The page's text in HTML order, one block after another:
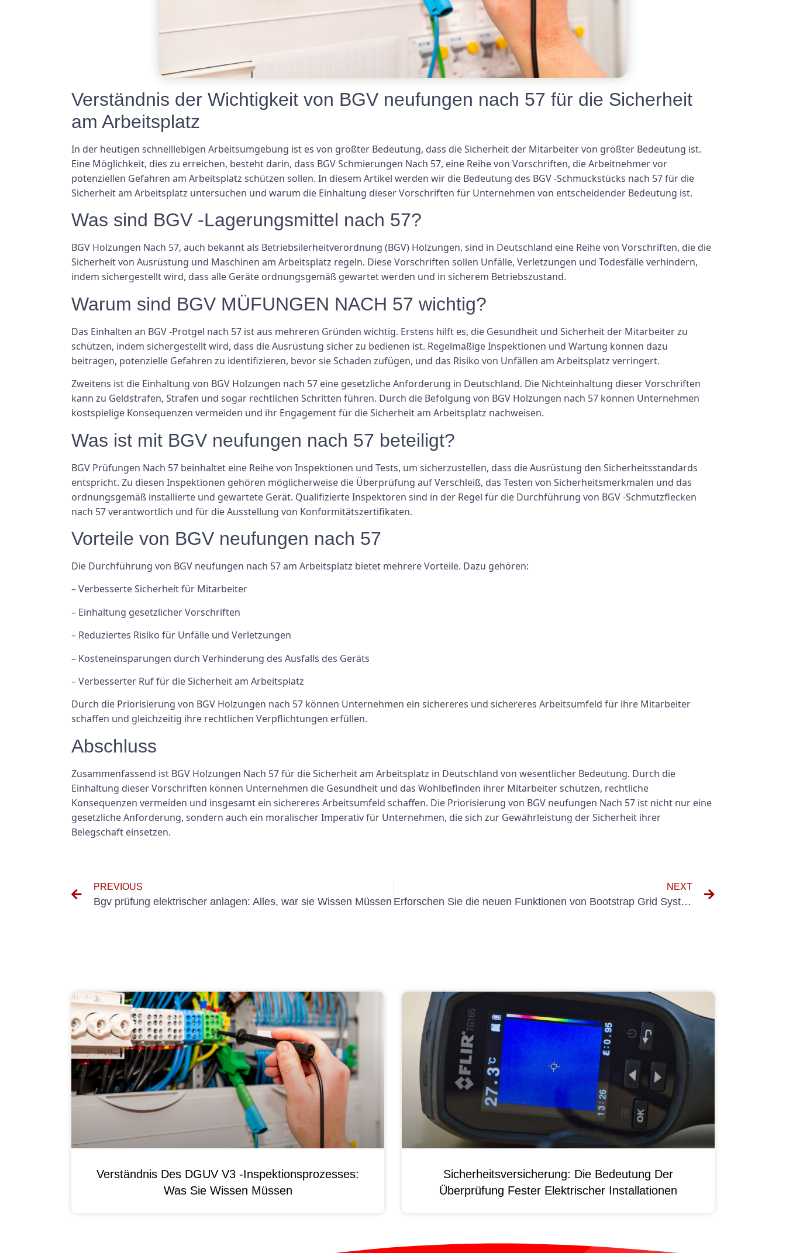
Verständnis der Wichtigkeit von BGV neufungen nach 57 für die Sicherheit
am Arbeitsplatz
In der heutigen schnelllebigen Arbeitsumgebung ist es von größter Bedeutung, dass die Sicherheit der Mitarbeiter von größter Bedeutung ist.
Eine Möglichkeit, dies zu erreichen, besteht darin, dass BGV Schmierungen Nach 57, eine Reihe von Vorschriften, die Arbeitnehmer vor
potenziellen Gefahren am Arbeitsplatz schützen sollen. In diesem Artikel werden wir die Bedeutung des BGV -Schmuckstücks nach 57 für die
Sicherheit am Arbeitsplatz untersuchen und warum die Einhaltung dieser Vorschriften für Unternehmen von entscheidender Bedeutung ist.
Was sind BGV -Lagerungsmittel nach 57?
BGV Holzungen Nach 57, auch bekannt als Betriebsilerheitverordnung (BGV) Holzungen, sind in Deutschland eine Reihe von Vorschriften, die die
Sicherheit von Ausrüstung und Maschinen am Arbeitsplatz regeln. Diese Vorschriften sollen Unfälle, Verletzungen und Todesfälle verhindern,
indem sichergestellt wird, dass alle Geräte ordnungsgemäß gewartet werden und in sicherem Betriebszustand.
Warum sind BGV MÜFUNGEN NACH 57 wichtig?
Das Einhalten an BGV -Protgel nach 57 ist aus mehreren Gründen wichtig. Erstens hilft es, die Gesundheit und Sicherheit der Mitarbeiter zu
schützen, indem sichergestellt wird, dass die Ausrüstung sicher zu bedienen ist. Regelmäßige Inspektionen und Wartung können dazu
beitragen, potenzielle Gefahren zu identifizieren, bevor sie Schaden zufügen, und das Risiko von Unfällen am Arbeitsplatz verringert.
Zweitens ist die Einhaltung von BGV Holzungen nach 57 eine gesetzliche Anforderung in Deutschland. Die Nichteinhaltung dieser Vorschriften
kann zu Geldstrafen, Strafen und sogar rechtlichen Schritten führen. Durch die Befolgung von BGV Holzungen nach 57 können Unternehmen
kostspielige Konsequenzen vermeiden und ihr Engagement für die Sicherheit am Arbeitsplatz nachweisen.
Was ist mit BGV neufungen nach 57 beteiligt?
BGV Prüfungen Nach 57 beinhaltet eine Reihe von Inspektionen und Tests, um sicherzustellen, dass die Ausrüstung den Sicherheitsstandards
entspricht. Zu diesen Inspektionen gehören möglicherweise die Überprüfung auf Verschleiß, das Testen von Sicherheitsmerkmalen und das
ordnungsgemäß installierte und gewartete Gerät. Qualifizierte Inspektoren sind in der Regel für die Durchführung von BGV -Schmutzflecken
nach 57 verantwortlich und für die Ausstellung von Konformitätszertifikaten.
Vorteile von BGV neufungen nach 57
Die Durchführung von BGV neufungen nach 57 am Arbeitsplatz bietet mehrere Vorteile. Dazu gehören:
– Verbesserte Sicherheit für Mitarbeiter
– Einhaltung gesetzlicher Vorschriften
– Reduziertes Risiko für Unfälle und Verletzungen
– Kosteneinsparungen durch Verhinderung des Ausfalls des Geräts
– Verbesserter Ruf für die Sicherheit am Arbeitsplatz
Durch die Priorisierung von BGV Holzungen nach 57 können Unternehmen ein sichereres und sichereres Arbeitsumfeld für ihre Mitarbeiter
schaffen und gleichzeitig ihre rechtlichen Verpflichtungen erfüllen.
Abschluss
Zusammenfassend ist BGV Holzungen Nach 57 für die Sicherheit am Arbeitsplatz in Deutschland von wesentlicher Bedeutung. Durch die
Einhaltung dieser Vorschriften können Unternehmen die Gesundheit und das Wohlbefinden ihrer Mitarbeiter schützen, rechtliche
Konsequenzen vermeiden und insgesamt ein sichereres Arbeitsumfeld schaffen. Die Priorisierung von BGV neufungen Nach 57 ist nicht nur eine
gesetzliche Anforderung, sondern auch ein moralischer Imperativ für Unternehmen, die sich zur Gewährleistung der Sicherheit ihrer
Belegschaft einsetzen.
PREVIOUS
Bgv prüfung elektrischer anlagen: Alles, war sie Wissen Müssen
NEXT
Erforschen Sie die neuen Funktionen von Bootstrap Grid System Version 3
Verständnis Des DGUV V3 -Inspektionsprozesses:
Was Sie Wissen Müssen
Sicherheitsversicherung: Die Bedeutung Der
Überprüfung Fester Elektrischer Installationen